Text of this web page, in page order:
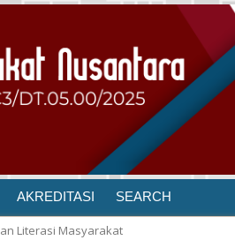
AKREDITASI SEARCH
Literasi Masyarakat